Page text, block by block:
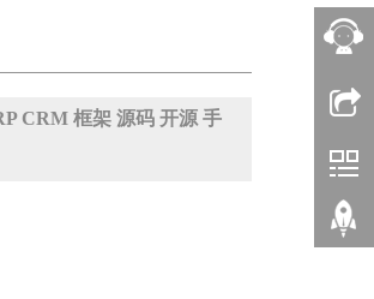
CRM 框架 源码 开源 手